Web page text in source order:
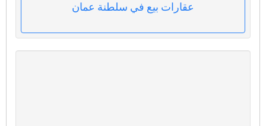
عقارات بيع في سلطنة عمان